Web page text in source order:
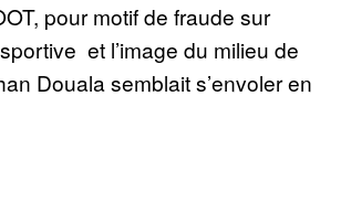
pour motif de fraude sur
et l’image du milieu de
Douala semblait s’envoler en